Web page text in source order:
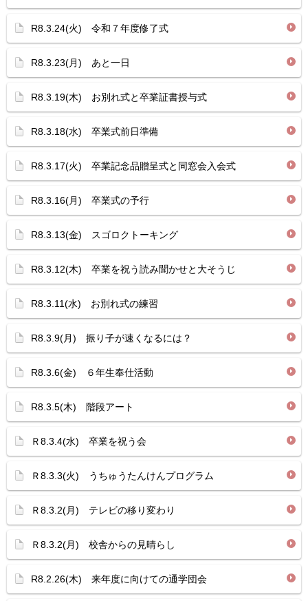
R8.3.24(火) 令和７年度修了式
R8.3.23(月) あと一日
R8.3.19(木) お別れ式と卒業証書授与式
R8.3.18(水) 卒業式前日準備
R8.3.17(火) 卒業記念品贈呈式と同窓会入会式
R8.3.16(月) 卒業式の予行
R8.3.13(金) スゴロクトーキング
R8.3.12(木) 卒業を祝う読み聞かせと大そうじ
R8.3.11(水) お別れ式の練習
R8.3.9(月) 振り子が速くなるには？
R8.3.6(金) ６年生奉仕活動
R8.3.5(木) 階段アート
Ｒ8.3.4(水) 卒業を祝う会
Ｒ8.3.3(火) うちゅうたんけんプログラム
Ｒ8.3.2(月) テレビの移り変わり
Ｒ8.3.2(月) 校舎からの見晴らし
R8.2.26(木) 来年度に向けての通学団会